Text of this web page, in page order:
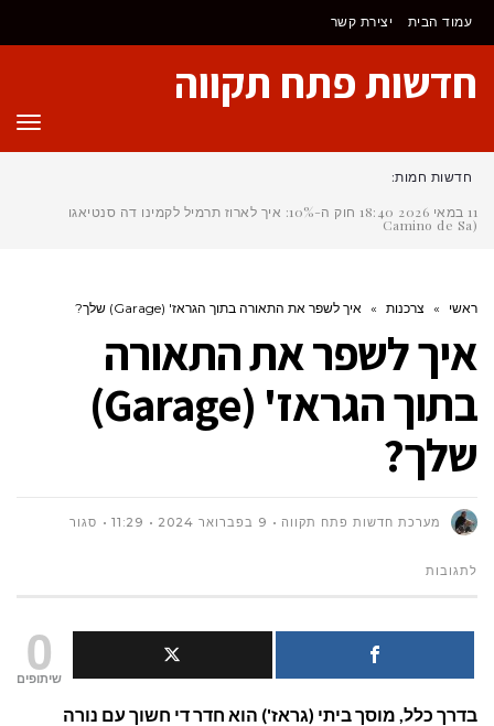
לתוכן
עמוד הבית יצירת קשר
חדשות פתח תקווה
חדשות חמות:
11 במאי 2026
18:40 חוק ה-10%: איך לארוז תרמיל לקמינו דה סנטיאגו
(Camino de Santia
ראשי » צרכנות » איך לשפר את התאורה בתוך הגראז' (Garage) שלך?
איך לשפר את התאורה
בתוך הגראז' (Garage)
שלך?
מערכת חדשות פתח תקווה 9 בפברואר 2024 11:29 סגור
לתגובותעל
את
0
שיתופים
בדרך כלל, מוסך ביתי (גראז') הוא חדר די חשוך עם נורה